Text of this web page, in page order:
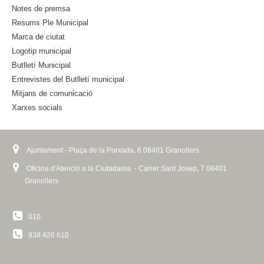
t
e
r
n
a
Notes de premsa
Resums Ple Municipal
Marca de ciutat
Logotip municipal
Butlletí Municipal
Entrevistes del Butlletí municipal
Mitjans de comunicació
Xarxes socials
Ajuntament - Plaça de la Porxada, 6 08401 Granollers
Oficina d'Atenció a la Ciutadania - Carrer Sant Josep, 7 08401
Granollers
010
938 426 610